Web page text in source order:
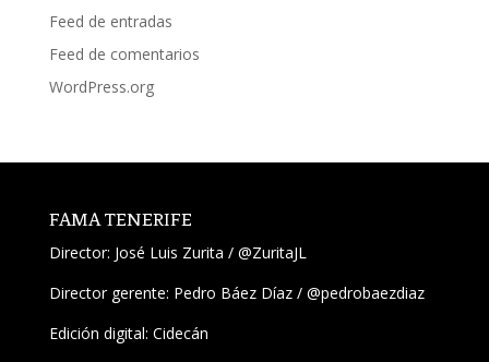
Feed de entradas
Feed de comentarios
WordPress.org
FAMA TENERIFE
Director: José Luis Zurita / @ZuritaJL
Director gerente: Pedro Báez Díaz / @pedrobaezdiaz
Edición digital: Cidecán